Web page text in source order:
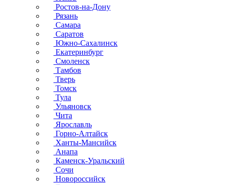
Ростов-на-Дону
Рязань
Самара
Саратов
Южно-Сахалинск
Екатеринбург
Смоленск
Тамбов
Тверь
Томск
Тула
Ульяновск
Чита
Ярославль
Горно-Алтайск
Ханты-Мансийск
Анапа
Каменск-Уральский
Сочи
Новороссийск